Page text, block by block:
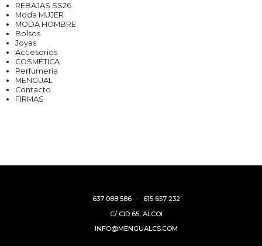
REBAJAS SS26
Moda MUJER
MODA HOMBRE
Bolsos
Joyas
Accesorios
COSMÉTICA
Perfumería
MENGUAL
Contacto
FIRMAS
637 088 586 -
615 657 232
C/ CID 65, ALCOI
INFO@MENGUALCS.COM